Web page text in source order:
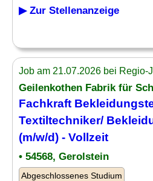
▶ Zur Stellenanzeige
Job am 21.07.2026 bei Regio-
Geilenkothen Fabrik für
Fachkraft
Textiltechniker/
(m/w/d) - Vollzeit
• 54568, Gerolstein
Abgeschlossenes Studium